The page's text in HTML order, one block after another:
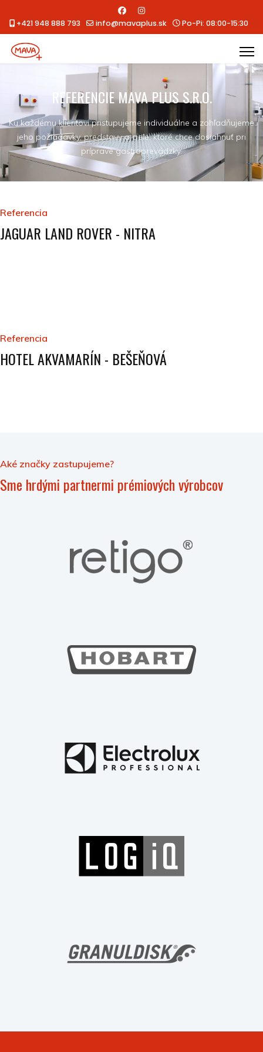
+421 948 888 793 info@mavaplus.sk Po-Pi: 08:00-15:30
REFERENCIE MAVA PLUS S.R.O.
Ku každému klientovi pristupujeme individuálne a zohľadňujeme
jeho požiadavky, predstavy a ciele, ktoré chce dosiahnuť pri
príprave gastroprevádzky.
Referencia
JAGUAR LAND ROVER - NITRA
Referencia
HOTEL AKVAMARÍN - BEŠEŇOVÁ
Aké značky zastupujeme?
Sme hrdými partnermi prémiových výrobcov